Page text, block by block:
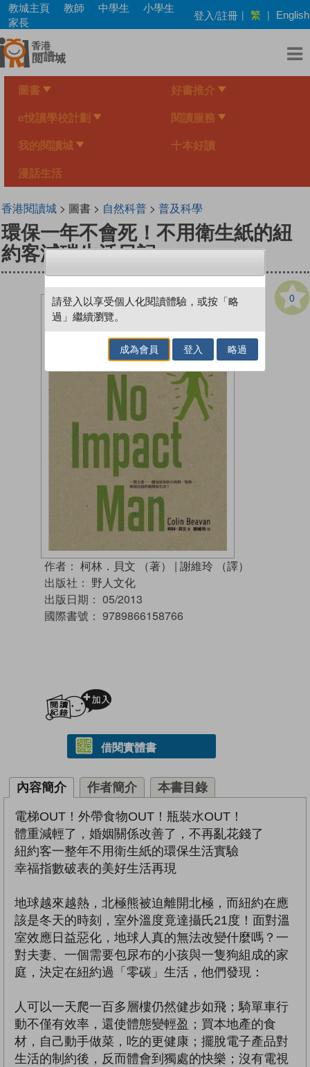
Skip
main
content
教城主頁 教師 中學生
小學生
家長
登入/註冊 | 繁 | English
圖書 好書推介
e悅讀學校計劃 閱讀服務
我的閱讀城 十本好讀
漫話生活
香港閱讀城> 圖書 > 自然科普> 普及科學
環保一年不會死！不用衛生紙的紐
約客減碳生活日記
0
作者： 柯林．貝文 （著） | 謝維玲 （譯）
出版社： 野人文化
出版日期： 05/2013
國際書號： 9789866158766
借閱實體書
內容簡介 作者簡介 本書目錄
電梯OUT！外帶食物OUT！瓶裝水OUT！
體重減輕了，婚姻關係改善了，不再亂花錢了
紐約客一整年不用衛生紙的環保生活實驗
幸福指數破表的美好生活再現
地球越來越熱，北極熊被迫離開北極，而紐約在應
該是冬天的時刻，室外溫度竟達攝氏21度！面對溫
室效應日益惡化，地球人真的無法改變什麼嗎？一
對夫妻、一個需要包尿布的小孩與一隻狗組成的家
庭，決定在紐約過「零碳」生活，他們發現：
人可以一天爬一百多層樓仍然健步如飛；騎單車行
動不僅有效率，還使體態變輕盈；買本地產的食
材，自己動手做菜，吃的更健康；擺脫電子產品對
生活的制約後，反而體會到獨處的快樂；沒有電視
請登入以享受個人化閱讀體驗，或按「略
過」繼續瀏覽。
成為會員 登入 略過